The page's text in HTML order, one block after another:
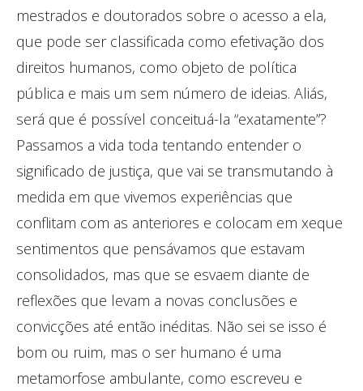
mestrados e doutorados sobre o acesso a ela,
que pode ser classificada como efetivação dos
direitos humanos, como objeto de política
pública e mais um sem número de ideias. Aliás,
será que é possível conceituá-la “exatamente”?
Passamos a vida toda tentando entender o
significado de justiça, que vai se transmutando à
medida em que vivemos experiências que
conflitam com as anteriores e colocam em xeque
sentimentos que pensávamos que estavam
consolidados, mas que se esvaem diante de
reflexões que levam a novas conclusões e
convicções até então inéditas. Não sei se isso é
bom ou ruim, mas o ser humano é uma
metamorfose ambulante, como escreveu e